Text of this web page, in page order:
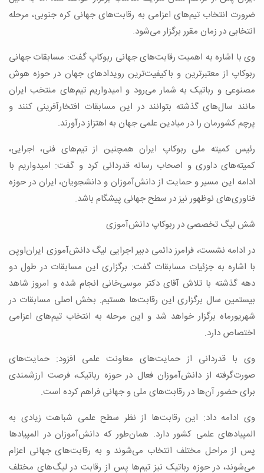
ضرورت انتخاب تیم‌های اعزامی به رقابت‌های جهانی کره جنوبی، مرحله
انتخابی در زمان مقرر برگزار می‌شود.
وی با اشاره به اهمیت رقابت‌های جهانی ربوکاپ گفت: مسابقات جهانی
ربوکاپ از معتبرترین و باکیفیت‌ترین رویدادهای جهان در حوزه هوش
مصنوعی و رباتیک به شمار می‌رود و امیدواریم تیم‌های منتخب ایران
مانند سال‌های گذشته بتوانند در این مسابقات افتخارآفرینی کنند و
پرچم کشورمان را در میادین علمی جهان به اهتزاز درآورند.
رئیس کمیته ملی ربوکاپ ایران همچنین از تیم‌های فنی، اجرایی،
کمیته‌های داوری و اصحاب رسانه قدردانی کرد و گفت: امیدواریم با
ادامه این مسیر و حمایت از دانش‌آموزان و دانشجویان، ایران در حوزه
فناوری‌های نوظهور نیز در سطح جهانی پیشگام باشد.
شش لیگ تخصصی در ربوکاپ دانش‌آموزی
در ادامه نشست، فرامرز دائمی دبیر اجرایی لیگ دانش‌آموزی ایران‌اوپن
با اشاره به جزئیات مسابقات گفت: برگزاری این مسابقات در طول دو
دهه گذشته با تلاش آقای دکتر موسی‌خانی انجام شده و امروز شاهد
بیستمین سال برگزاری این رقابت‌ها هستیم. بخش اصلی مسابقات در
شهریورماه برگزار خواهد شد و این مرحله به انتخاب تیم‌های اعزامی
اختصاص دارد.
وی با قدردانی از حمایت‌های معاونت علمی افزود: حمایت‌های
صورت‌گرفته از دانش‌آموزان فعال در حوزه رباتیک، فرصت ارزشمندی
برای حضور آن‌ها در رقابت‌های ملی و جهانی فراهم کرده است.
وی ادامه داد: این رقابت‌ها از نظر سطح علمی شباهت زیادی به
المپیادهای علمی کشور دارد. همان‌طور که دانش‌آموزان در المپیادها
پس از مراحل مختلف انتخاب می‌شوند و به رقابت‌های جهانی اعزام
می‌شوند، در حوزه رباتیک نیز تیم‌ها پس از رقابت در لیگ‌های مختلف